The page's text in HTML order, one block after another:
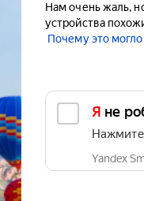
Нам очень жаль,
устройства
Почему это
Я не
Yandex